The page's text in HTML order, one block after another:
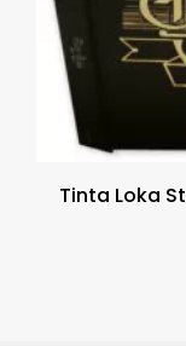
Tinta Loka